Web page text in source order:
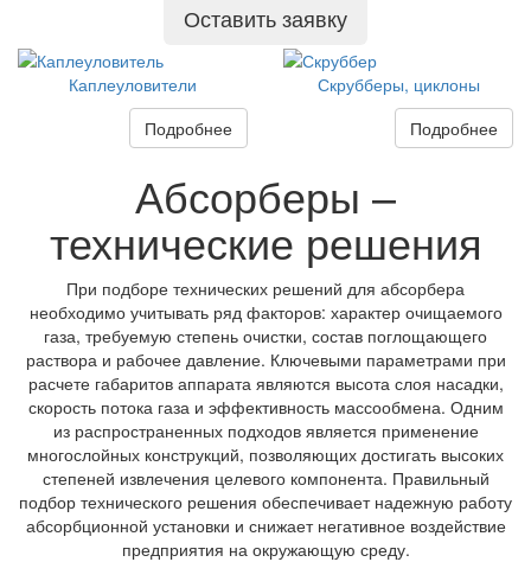
Оставить заявку
Каплеуловители
Подробнее
Скрубберы, циклоны
Подробнее
Абсорберы –
технические решения
При подборе технических решений для абсорбера
необходимо учитывать ряд факторов: характер очищаемого
газа, требуемую степень очистки, состав поглощающего
раствора и рабочее давление. Ключевыми параметрами при
расчете габаритов аппарата являются высота слоя насадки,
скорость потока газа и эффективность массообмена. Одним
из распространенных подходов является применение
многослойных конструкций, позволяющих достигать высоких
степеней извлечения целевого компонента. Правильный
подбор технического решения обеспечивает надежную работу
абсорбционной установки и снижает негативное воздействие
предприятия на окружающую среду.